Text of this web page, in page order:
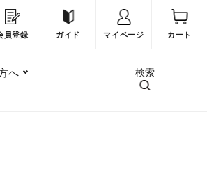
員登録
ガイド マイページ カート
へ 検索